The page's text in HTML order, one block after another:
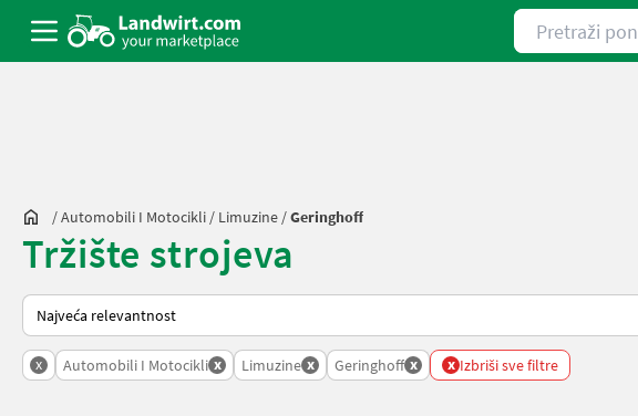
Pretraži ponude
/Automobili I Motocikli / Limuzine /Geringhoff
Tržište strojeva
Tako se sortira na Landwirt.com
x Automobili I Motocikli x Limuzine x Geringhoff x x Izbriši sve filtre